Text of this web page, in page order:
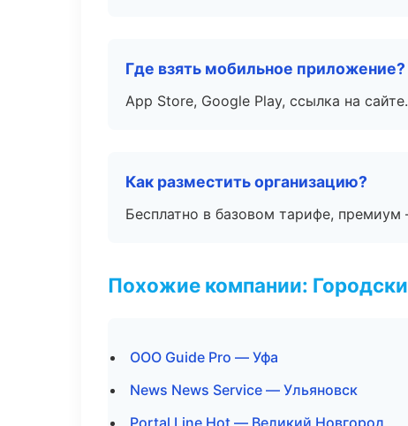
Где взять мобильное приложение?
App Store, Google Play, ссылка на сайте.
Как разместить организацию?
Бесплатно в базовом тарифе,
Похожие компании:
ООО Guide Pro — Уфа
News News Service — Ульяновск
Portal Line Hot — Великий Новгород